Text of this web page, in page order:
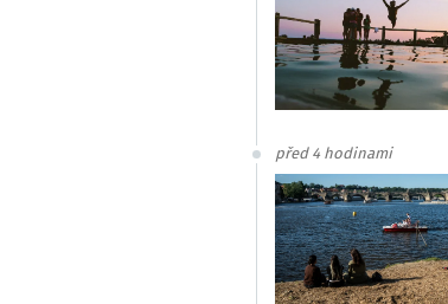
před 4 hodinami